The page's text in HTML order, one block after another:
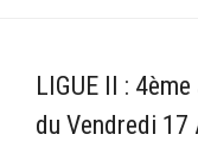
Feuille de match 2017/
–Ligue I–
LIGUE II :
du Vendredi 17